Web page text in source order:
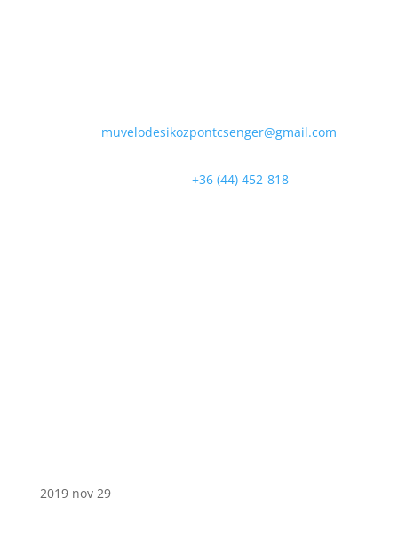
muvelodesikozpontcsenger@gmail.com
+36 (44) 452-818
2019 nov 29